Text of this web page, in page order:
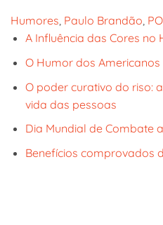
Humores, Paulo Brandão,
A Influência das Cores no
O Humor dos Americanos
O poder curativo do riso:
vida das pessoas
Dia Mundial de Combate
Benefícios comprovados